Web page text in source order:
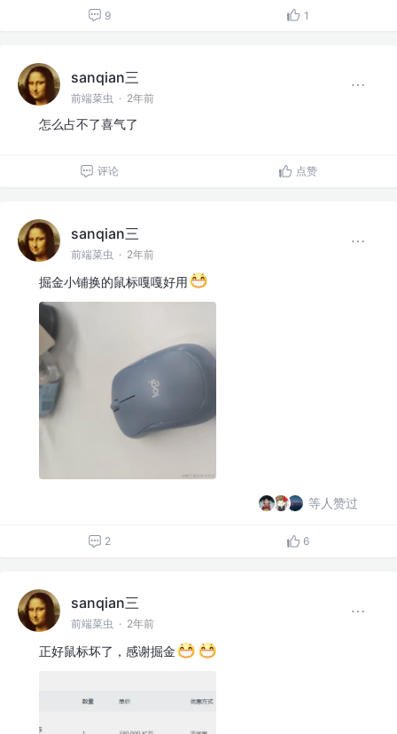
9 1
sanqian三
前端菜虫 · 2年前
怎么占不了喜气了
评论 点赞
sanqian三
前端菜虫 · 2年前
掘金小铺换的鼠标嘎嘎好用
等人赞过
2 6
sanqian三
前端菜虫 · 2年前
正好鼠标坏了，感谢掘金